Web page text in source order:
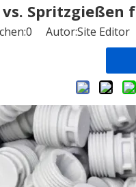
0 Autor:Site